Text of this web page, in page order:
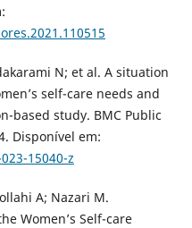
N; et al. A situation
self-care needs and
based study. BMC Public
Disponível em:
15040-z
A; Nazari M.
Women’s Self-care